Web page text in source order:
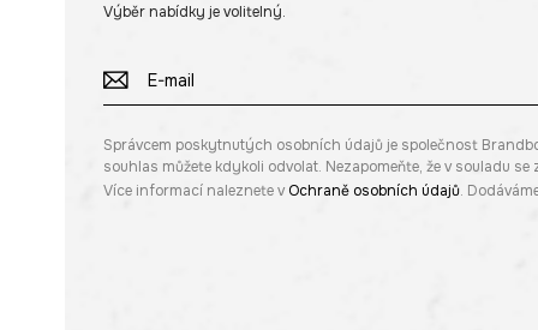
Výběr nabídky je volitelný.
Správcem poskytnutých osobních údajů je společnost
souhlas můžete kdykoli odvolat. Nezapomeňte, že v souladu
Více informací naleznete v Ochraně osobních údajů.